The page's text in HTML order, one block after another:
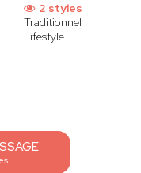
2 styles
Traditionnel
Lifestyle